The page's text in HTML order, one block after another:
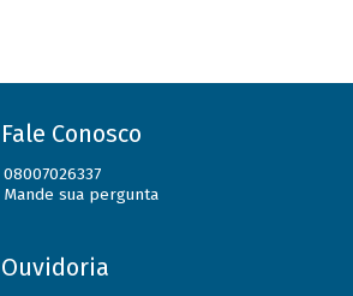
Fale Conosco
08007026337
Mande sua pergunta
Ouvidoria